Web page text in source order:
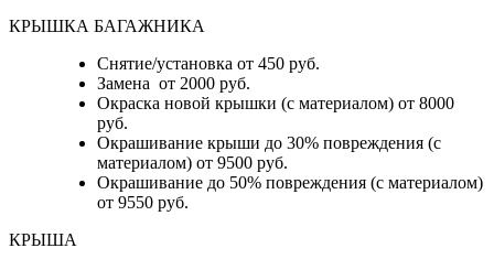
КРЫШКА БАГАЖНИКА
Снятие/установка от 450 руб.
Замена от 2000 руб.
Окраска новой крышки (с материалом) от 8000
руб.
Окрашивание крыши до 30% повреждения (с
материалом) от 9500 руб.
Окрашивание до 50% повреждения (с материалом)
от 9550 руб.
КРЫША